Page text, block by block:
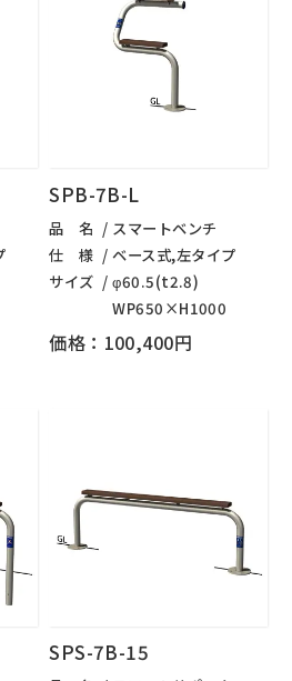
SPB-7B-L
品 名
スマートベンチ
仕 様
ベース式,左タイプ
サイズ
φ60.5(t2.8)
WP650×H1000
価格：100,400円
SPS-7B-15